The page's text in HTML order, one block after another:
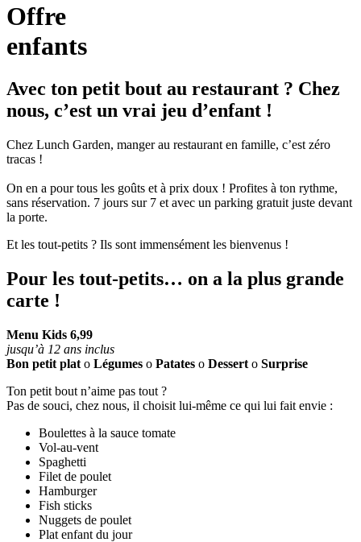
Offre
enfants
Avec ton petit bout au restaurant ? Chez
nous, c’est un vrai jeu d’enfant !
Chez Lunch Garden, manger au restaurant en famille, c’est zéro
tracas !
On en a pour tous les goûts et à prix doux ! Profites à ton rythme,
sans réservation. 7 jours sur 7 et avec un parking gratuit juste devant
la porte.
Et les tout-petits ? Ils sont immensément les bienvenus !
Pour les tout-petits… on a la plus grande
carte !
Menu Kids 6,99
jusqu’à 12 ans inclus
Bon petit plat o Légumes o Patates o Dessert o Surprise
Ton petit bout n’aime pas tout ?
Pas de souci, chez nous, il choisit lui-même ce qui lui fait envie :
Boulettes à la sauce tomate
Vol-au-vent
Spaghetti
Filet de poulet
Hamburger
Fish sticks
Nuggets de poulet
Plat enfant du jour